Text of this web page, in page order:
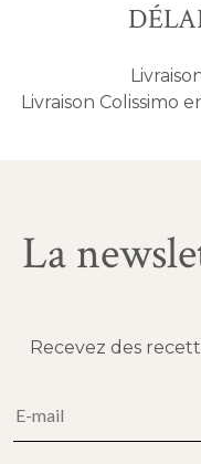
Livraison Colissimo
La
Recevez des
Alternative: